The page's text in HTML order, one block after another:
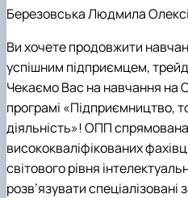
Березовська Людмила
Ви хочете продовжити
успішним підприємцем,
Чекаємо Вас на навчання на
програмі «Підприємництво,
діяльність»! ОПП
висококваліфікованих
світового рівня
розв’язувати